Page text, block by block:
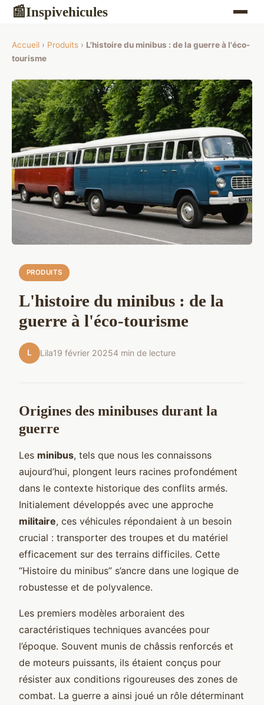
📰Inspivehicules
Accueil › Produits › L'histoire du minibus : de la guerre à l'éco-
tourisme
PRODUITS
L'histoire du minibus : de la
guerre à l'éco-tourisme
L Lila19 février 20254 min de lecture
Origines des minibuses durant la
guerre
Les minibus, tels que nous les connaissons
aujourd’hui, plongent leurs racines profondément
dans le contexte historique des conflits armés.
Initialement développés avec une approche
militaire, ces véhicules répondaient à un besoin
crucial : transporter des troupes et du matériel
efficacement sur des terrains difficiles. Cette
“Histoire du minibus” s’ancre dans une logique de
robustesse et de polyvalence.
Les premiers modèles arboraient des
caractéristiques techniques avancées pour
l’époque. Souvent munis de châssis renforcés et
de moteurs puissants, ils étaient conçus pour
résister aux conditions rigoureuses des zones de
combat. La guerre a ainsi joué un rôle déterminant